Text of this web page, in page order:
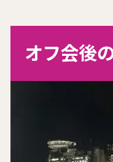
オフ会後